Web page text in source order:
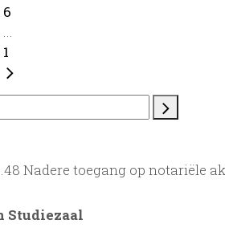
6
...
1
Nadere toegang op notariële
Studiezaal